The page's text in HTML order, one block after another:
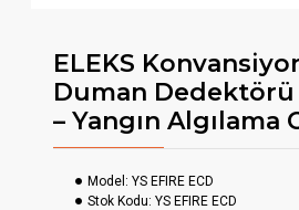
ELEKS
Duman Dedektörü
– Yangın Algılama
Model: YS EFIRE ECD
Stok Kodu: YS EFIRE ECD